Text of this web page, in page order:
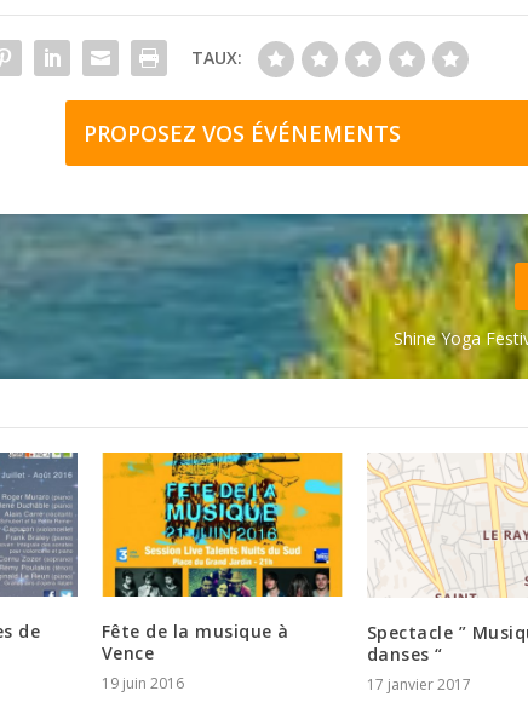
TAUX:
PROPOSEZ VOS ÉVÉNEMENTS
Shine Yoga
de
Fête de la musique à
Vence
19 juin 2016
Spectacle ”
danses “
17 janvier 2017